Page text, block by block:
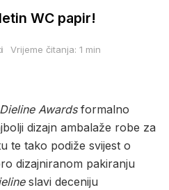
WC papir!
Vrijeme čitanja: 1 min
Dieline Awardsformalno
dizajn ambalaže robe za
te tako podiže svijest o
dizajniranom pakiranju
slavi deceniju